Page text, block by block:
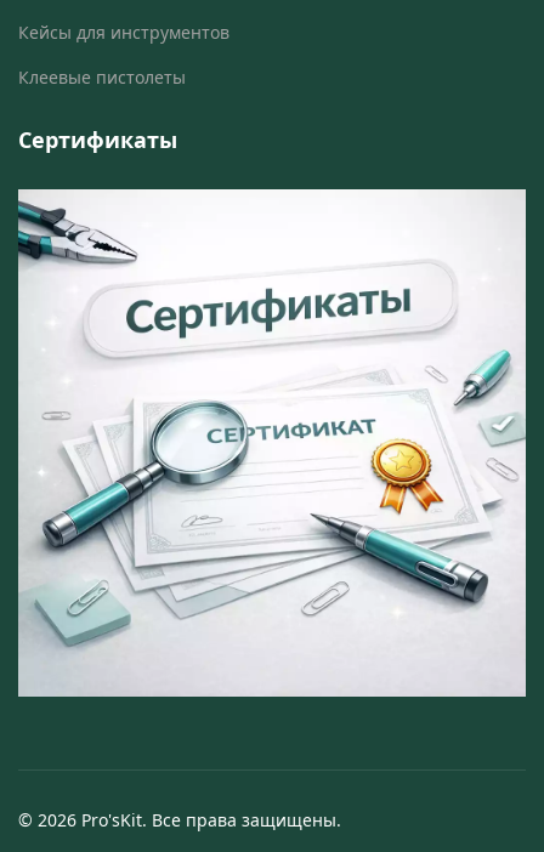
Кейсы для инструментов
Клеевые пистолеты
Сертификаты
© 2026 Pro'sKit. Все права защищены.